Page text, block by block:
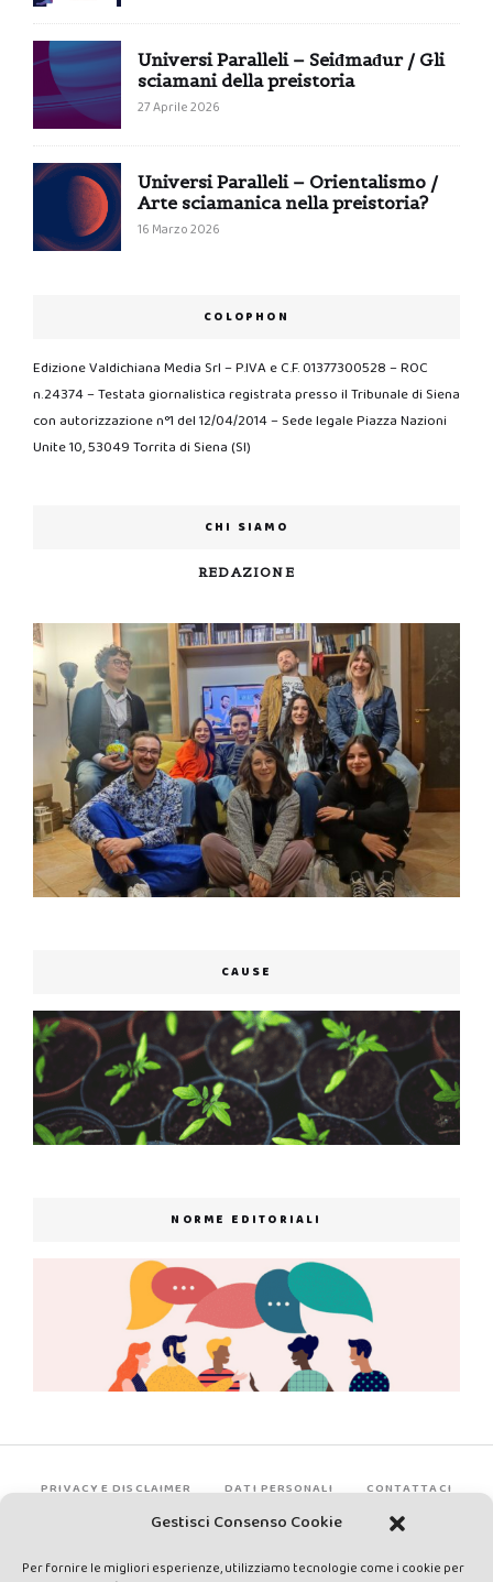
Gestisci Consenso Cookie
Per fornire le migliori esperienze, utilizziamo tecnologie come i cookie per
Universi Paralleli – Seiđmađur / Gli
sciamani della preistoria
27 Aprile 2026
Universi Paralleli – Orientalismo /
Arte sciamanica nella preistoria?
16 Marzo 2026
COLOPHON
Edizione Valdichiana Media Srl – P.IVA e C.F. 01377300528 – ROC
n.24374 – Testata giornalistica registrata presso il Tribunale di Siena
con autorizzazione n°1 del 12/04/2014 – Sede legale Piazza Nazioni
Unite 10, 53049 Torrita di Siena (SI)
CHI SIAMO
REDAZIONE
CAUSE
NORME EDITORIALI
PRIVACY E DISCLAIMER DATI PERSONALI CONTATTACI